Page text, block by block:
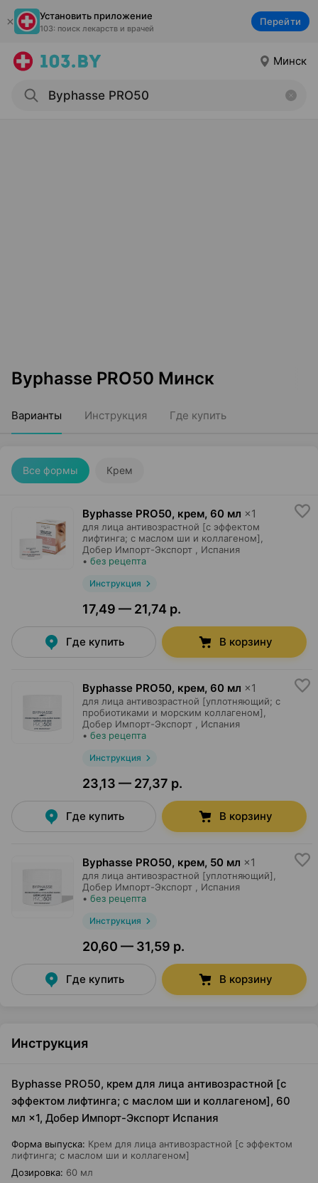
Установить приложение
103: поиск лекарств и врачей
Перейти
Минск
Byphasse PRO50 Минск
Варианты Инструкция Где купить
Все формы Крем
Byphasse PRO50, крем, 60 мл ×1
для лица антивозрастной [с эффектом
лифтинга; с маслом ши и коллагеном],
Добер Импорт-Экспорт
, Испания
• без рецепта
Инструкция
17,49 — 21,74 р.
Где купить В корзину
Byphasse PRO50, крем, 60 мл ×1
для лица антивозрастной [уплотняющий; с
пробиотиками и морским коллагеном],
Добер Импорт-Экспорт
, Испания
• без рецепта
Инструкция
23,13 — 27,37 р.
Где купить В корзину
Byphasse PRO50, крем, 50 мл ×1
для лица антивозрастной [уплотняющий],
Добер Импорт-Экспорт
, Испания
• без рецепта
Инструкция
20,60 — 31,59 р.
Где купить В корзину
Инструкция
Byphasse PRO50, крем для лица антивозрастной [с
эффектом лифтинга; с маслом ши и коллагеном], 60
мл ×1, Добер Импорт-Экспорт Испания
Форма выпуска: Крем для лица антивозрастной [с эффектом
лифтинга; с маслом ши и коллагеном]
Дозировка: 60 мл